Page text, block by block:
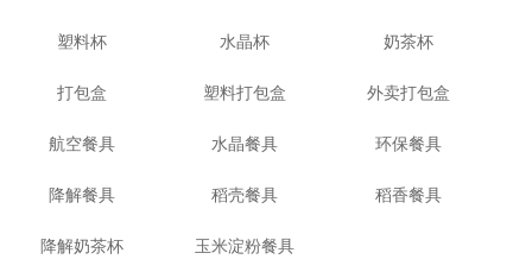
备
餐具生产线
塑料杯 水晶杯 奶茶杯
打包盒 塑料打包盒 外卖打包盒
航空餐具 水晶餐具 环保餐具
降解餐具 稻壳餐具 稻香餐具
降解奶茶杯 玉米淀粉餐具